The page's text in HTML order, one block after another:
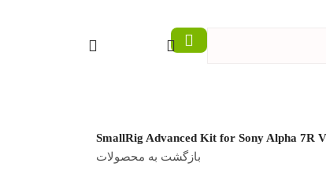
بازگشت به محصولات